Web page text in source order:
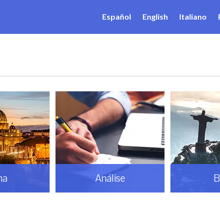
Español English Italiano
Análise